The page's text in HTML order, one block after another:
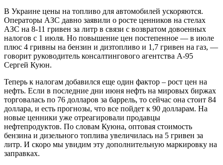
В Украине цены на топливо для автомобилей ускоряются.
Операторы АЗС давно заявили о росте ценников на стелах
АЗС на 8-11 гривен за литр в связи с возвратом довоенных
налогов с 1 июля. Но повышение цен постепенное — в июле
плюс 4 гривны на бензин и дизтопливо и 1,7 гривен на газ, —
говорит руководитель консалтингового агентства А-95
Сергей Куюн.
Теперь к налогам добавился еще один фактор – рост цен на
нефть. Если в последние дни июня нефть на мировых биржах
торговалась по 76 долларов за баррель, то сейчас она стоит 84
доллара, и есть прогнозы, что все пойдет к 90 долларам. На
новые ценники уже отреагировали продавцы
нефтепродуктов. По словам Куюна, оптовая стоимость
бензина и дизельного топлива увеличилась на 5 гривен за
литр. И скоро мы увидим эту дополнительную маркировку на
заправках.